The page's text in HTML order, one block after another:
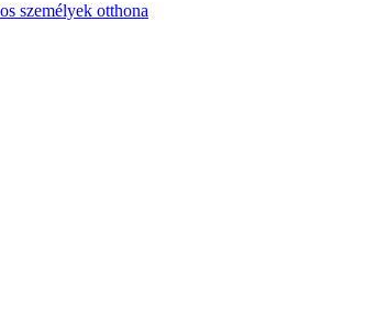
személyek otthona